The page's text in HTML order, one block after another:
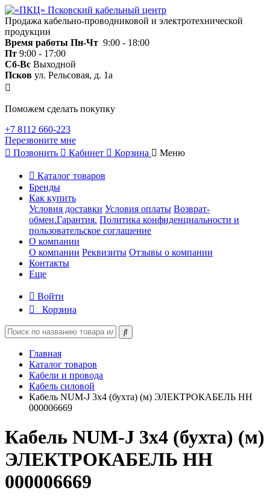
Продажа кабельно-проводниковой и электротехнической
продукции
Время работы Пн-Чт 9:00 - 18:00
Пт 9:00 - 17:00
Сб-Вс Выходной
Псков ул. Рельсовая, д. 1а
Поможем сделать покупку
+7 8112 660-223
Перезвоните мне
Позвонить
Кабинет Корзина Меню
Каталог товаров
Бренды
Как купить
Условия доставки Условия оплаты Возврат-
обмен.Гарантия. Политика конфиденциальности и
пользовательское соглашение
О компании
О компании Реквизиты Отзывы о компании
Контакты
Еще
Войти
Корзина
Главная
Каталог товаров
Кабели и провода
Кабель силовой
Кабель NUM-J 3х4 (бухта) (м) ЭЛЕКТРОКАБЕЛЬ НН
000006669
Кабель NUM-J 3х4 (бухта) (м)
ЭЛЕКТРОКАБЕЛЬ НН
000006669